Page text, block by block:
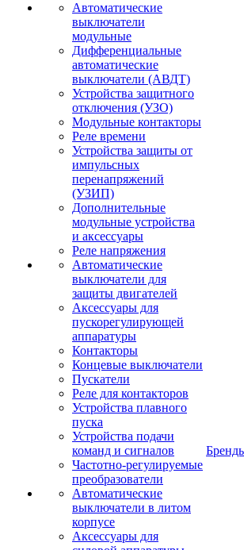
Автоматические
выключатели
модульные
Дифференциальные
автоматические
выключатели (АВДТ)
Устройства защитного
отключения (УЗО)
Модульные контакторы
Реле времени
Устройства защиты от
импульсных
перенапряжений
(УЗИП)
Дополнительные
модульные устройства
и аксессуары
Реле напряжения
Автоматические
выключатели для
защиты двигателей
Аксессуары для
пускорегулирующей
аппаратуры
Контакторы
Концевые выключатели
Пускатели
Реле для контакторов
Устройства плавного
пуска
Устройства подачи
команд и сигналов
Частотно-регулируемые
преобразователи
Автоматические
выключатели в литом
корпусе
Аксессуары для